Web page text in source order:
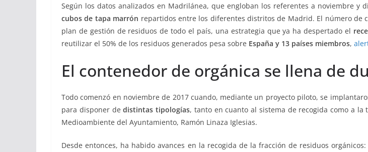
Según los datos analizados en Madrilánea, que engloban los referentes a noviembre y
cubos de tapa marrón repartidos entre los diferentes distritos de Madrid. El número de
plan de gestión de residuos de todo el país, una estrategia que ya ha despertado el
reutilizar el 50% de los residuos generados pesa sobre España y 13 países miembros,
El contenedor de orgánica se llena de
Todo comenzó en noviembre de 2017 cuando, mediante un proyecto piloto, se
para disponer dedistintas tipologías, tanto en cuanto al sistema de recogida como a
Medioambiente del Ayuntamiento, Ramón Linaza Iglesias.
Desde entonces, ha habido avances en la recogida de la fracción de residuos